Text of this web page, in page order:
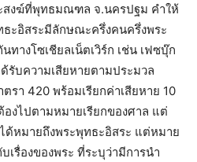
สงฆ์ที่พุทธมณฑล จ.นครปฐม คำให้
ะอิสระมีลักษณะครึ่งคนครึ่งพระ
ทางโซเชียลเน็ตเวิร์ก เช่น เฟซบุ๊ก
บความเสียหายตามประมวล
า 420 พร้อมเรียกค่าเสียหาย 10
งไปตามหมายเรียกของศาล แต่
ด้หมายถึงพระพุทธะอิสระ แต่หมาย
เรื่องของพระ ที่ระบุว่ามีการนำ